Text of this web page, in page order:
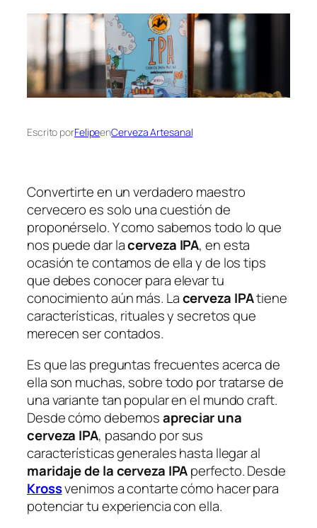
Escrito porFelipeenCerveza Artesanal
Convertirte en un verdadero maestro
cervecero es solo una cuestión de
proponérselo. Y como sabemos todo lo que
nos puede dar lacerveza IPA, en esta
ocasión te contamos de ella y de los tips
que debes conocer para elevar tu
conocimiento aún más. Lacerveza IPAtiene
características, rituales y secretos que
merecen ser contados.
Es que las preguntas frecuentes acerca de
ella son muchas, sobre todo por tratarse de
una variante tan popular en el mundo craft.
Desde cómo debemosapreciar una
cerveza IPA, pasando por sus
características generales hasta llegar al
maridaje de la cerveza IPAperfecto. Desde
Krossvenimos a contarte cómo hacer para
potenciar tu experiencia con ella.